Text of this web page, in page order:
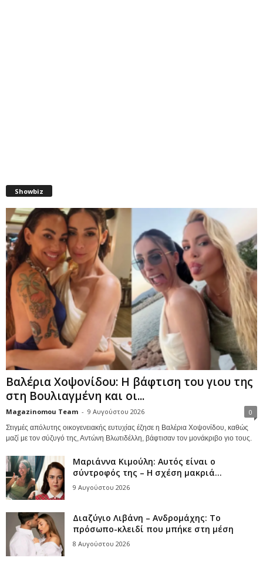
Showbiz
Βαλέρια Χοψονίδου: Η βάφτιση του γιου της
στη Βουλιαγμένη και οι...
Magazinomou Team - 9 Αυγούστου 2026 0
Στιγμές απόλυτης οικογενειακής ευτυχίας έζησε η Βαλέρια Χοψονίδου, καθώς
μαζί με τον σύζυγό της, Αντώνη Βλωτιδέλλη, βάφτισαν τον μονάκριβο γιο τους.
Μαριάννα Κιμούλη: Αυτός είναι ο
σύντροφός της – Η σχέση μακριά...
9 Αυγούστου 2026
Διαζύγιο Λιβάνη – Ανδρομάχης: Το
πρόσωπο-κλειδί που μπήκε στη μέση
8 Αυγούστου 2026